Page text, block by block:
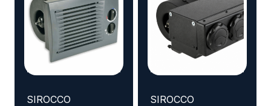
SIROCCO
SIROCCO